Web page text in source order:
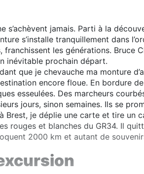
s’achèvent jamais. Parti à la
s’installe tranquillement dans
les générations. Bruce
inévitable prochain départ.
que je chevauche ma monture
encore floue. En bordure
esseulées. Des marcheurs
jours, sinon semaines. Ils se
Brest, je déplie une carte et tire un
rouges et blanches du GR34. Il
2000 km et autant de